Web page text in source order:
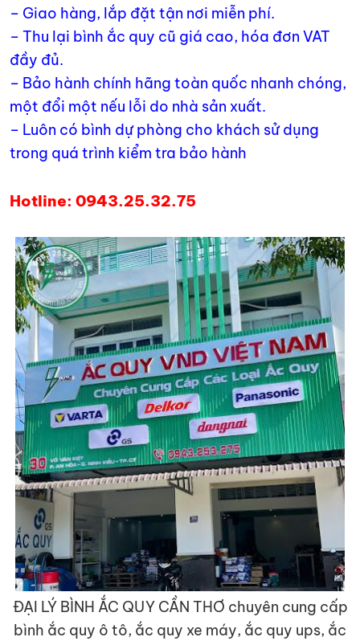
– Giao hàng, lắp đặt tận nơi miễn phí.
– Thu lại bình ắc quy cũ giá cao, hóa đơn VAT
đầy đủ.
– Bảo hành chính hãng toàn quốc nhanh chóng,
một đổi một nếu lỗi do nhà sản xuất.
– Luôn có bình dự phòng cho khách sử dụng
trong quá trình kiểm tra bảo hành
Hotline: 0943.25.32.75
ĐẠI LÝ BÌNH ẮC QUY CẦN THƠ chuyên cung cấp
bình ắc quy ô tô, ắc quy xe máy, ắc quy ups, ắc